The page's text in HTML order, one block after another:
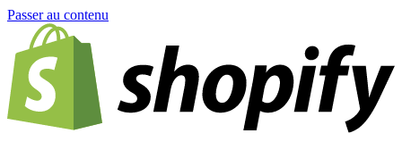
Passer au contenu